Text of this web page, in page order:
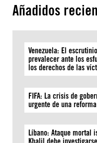
Añadidos
Venezuela: El
prevalecer ante los
los derechos de las
FIFA: La crisis de
urgente de una
Líbano: Ataque mortal